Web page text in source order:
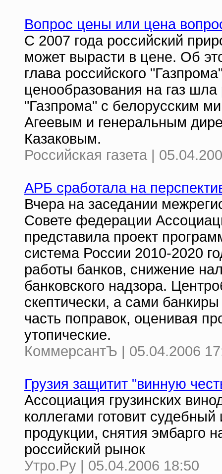
Вопрос цены или цена
С 2007 года российский
может вырасти в цене. Об
глава российского
ценообразования на газ шла
"Газпрома" с белорусским
Агеевым и генеральным
Казаковым.
Российская газета |
АРБ сработала на
Вчера на заседании
Совете федерации
представила проект
система России 2010-2020
работы банков, снижение
банковского надзора.
скептически, а сами
часть поправок, оценивая
утопические.
КоммерсантЪ | 05.04.2006
Грузия защитит "винную
Ассоциация грузинских
коллегами готовит
продукции, снятия эмбарго
российский рынок
Утро.Ру | 05.04.2006 18:50